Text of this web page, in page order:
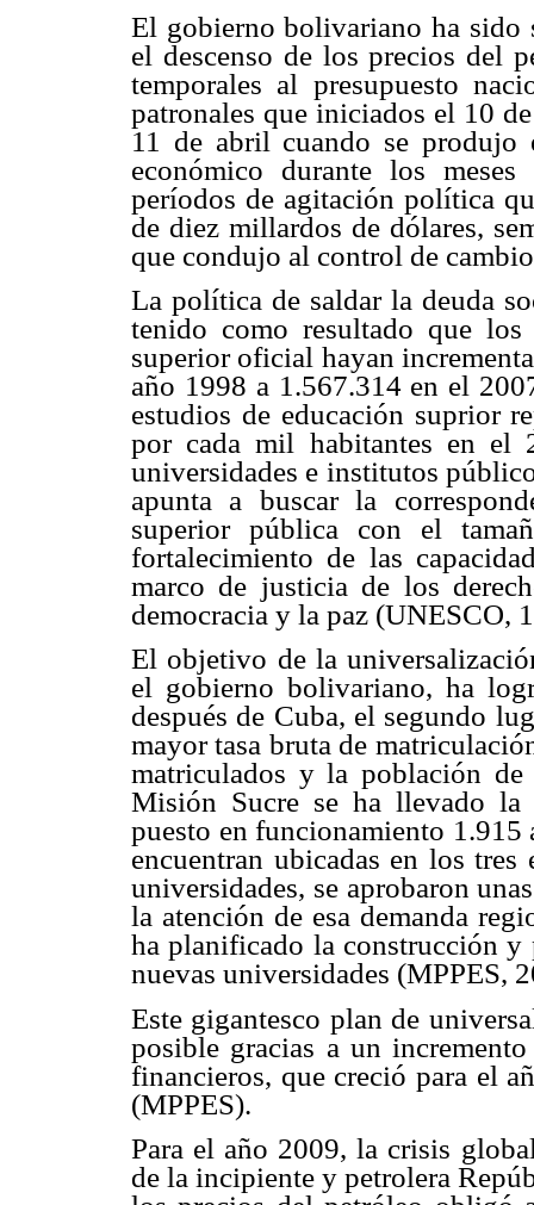
El gobierno bolivariano ha sido
el descenso de los precios del
temporales al presupuesto
patronales que iniciados el 10
11 de abril cuando se produjo
económico durante los
períodos de agitación política
de diez millardos de dólares,
que condujo al control de
La política de saldar la deuda
tenido como resultado que
superior oficial hayan
año 1998 a 1.567.314 en el
estudios de educación suprior
por cada mil habitantes en el
universidades e institutos
apunta a buscar la
superior pública con el
fortalecimiento de las
marco de justicia de los
democracia y la paz (UNESCO,
El objetivo de la
el gobierno bolivariano, ha
después de Cuba, el segundo
mayor tasa bruta de
matriculados y la población
Misión Sucre se ha llevado
puesto en funcionamiento 1.915
encuentran ubicadas en los tres
universidades, se aprobaron
la atención de esa demanda
ha planificado la construcción y
nuevas universidades (MPPES,
Este gigantesco plan de
posible gracias a un
financieros, que creció para el
(MPPES).
Para el año 2009, la crisis
de la incipiente y petrolera